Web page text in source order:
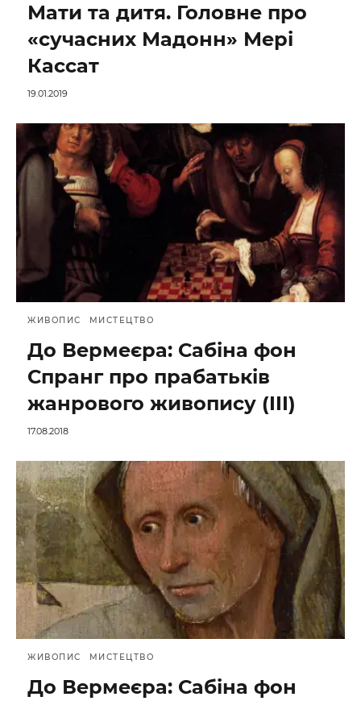
Мати та дитя. Головне про
«сучасних Мадонн» Мері
Кассат
19.01.2019
ЖИВОПИС МИСТЕЦТВО
До Вермеєра: Сабіна фон
Спранг про прабатьків
жанрового живопису (III)
17.08.2018
ЖИВОПИС МИСТЕЦТВО
До Вермеєра: Сабіна фон